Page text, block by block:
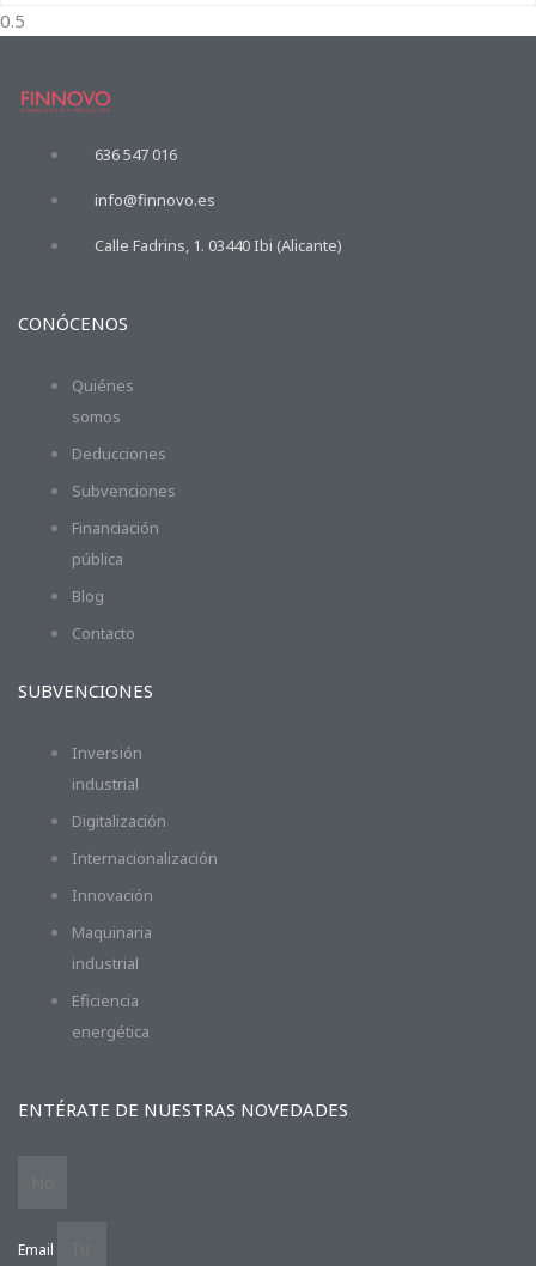
636 547 016
info@finnovo.es
Calle Fadrins, 1. 03440 Ibi (Alicante)
CONÓCENOS
Quiénes
somos
Deducciones
Subvenciones
Financiación
pública
Blog
Contacto
SUBVENCIONES
Inversión
industrial
Digitalización
Internacionalización
Innovación
Maquinaria
industrial
Eficiencia
energética
ENTÉRATE DE NUESTRAS NOVEDADES
Email